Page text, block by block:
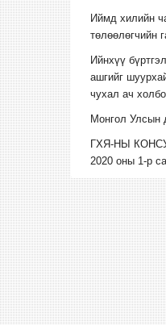
Иймд хилийн
төлөөлөгчийн
Ийнхүү
ашгийг
чухал ач
Монгол Улсын
ГХЯ-НЫ
2020 оны 1-р